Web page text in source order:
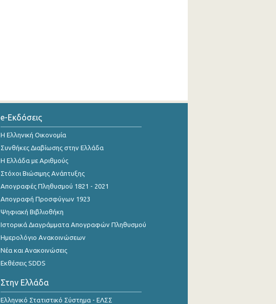
e-Εκδόσεις
Η Ελληνική Οικονομία
Συνθήκες Διαβίωσης στην Ελλάδα
Η Ελλάδα με Αριθμούς
Στόχοι Βιώσιμης Ανάπτυξης
Απογραφές Πληθυσμού 1821 - 2021
Απογραφή Προσφύγων 1923
Ψηφιακή Βιβλιοθήκη
Ιστορικά Διαγράμματα Απογραφών Πληθυσμού
Ημερολόγιο Ανακοινώσεων
Νέα και Ανακοινώσεις
Εκθέσεις SDDS
Στην Ελλάδα
Ελληνικό Στατιστικό Σύστημα - ΕΛΣΣ